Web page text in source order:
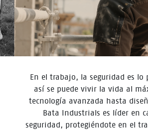
En el trabajo, la seguridad es lo
así se puede vivir la vida al
tecnología avanzada hasta
Bata Industrials es líder en
seguridad, protegiéndote en el